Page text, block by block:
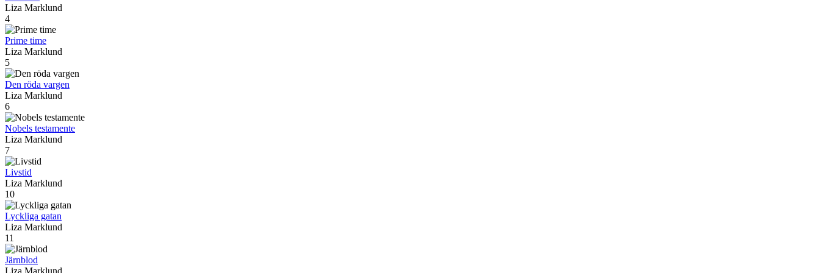
Liza Marklund
4
Prime time
Liza Marklund
5
Den röda vargen
Liza Marklund
6
Nobels testamente
Liza Marklund
7
Livstid
Liza Marklund
10
Lyckliga gatan
Liza Marklund
11
Järnblod